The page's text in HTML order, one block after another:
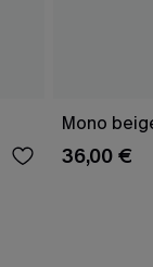
Mono
36,00 €